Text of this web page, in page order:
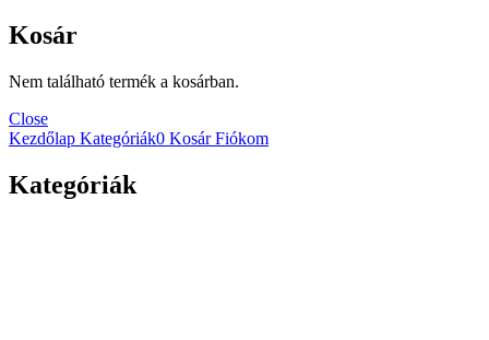
Kosár
Nem található termék a kosárban.
Close
Kezdőlap Kategóriák0 KosárFiókom
Kategóriák